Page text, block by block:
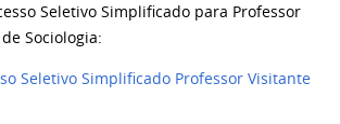
Seletivo Simplificado para Professor
Sociologia:
Seletivo Simplificado Professor Visitante